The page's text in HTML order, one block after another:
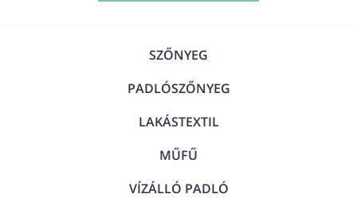
SZŐNYEG
PADLÓSZŐNYEG
LAKÁSTEXTIL
MŰFŰ
VÍZÁLLÓ PADLÓ